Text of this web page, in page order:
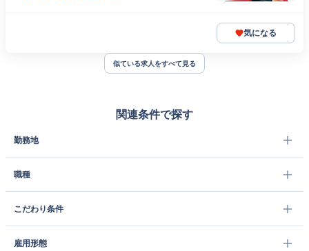
気になる
似ている求人をすべて見る
関連条件で探す
勤務地
職種
こだわり条件
雇用形態